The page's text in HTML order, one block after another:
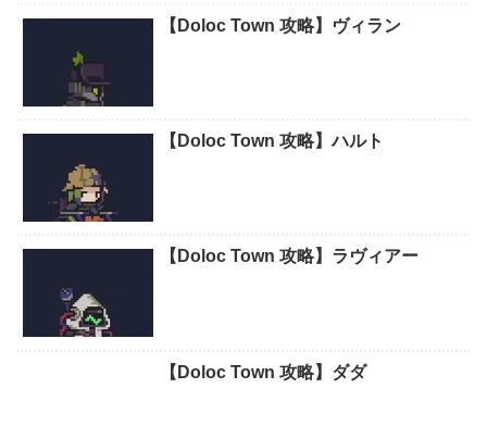
【Doloc Town 攻略】ヴィラン
【Doloc Town 攻略】ハルト
【Doloc Town 攻略】ラヴィアー
【Doloc Town 攻略】ダダ